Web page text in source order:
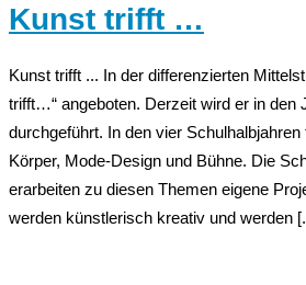
Kunst trifft …
Kunst trifft ... In der differenzierten
trifft…“ angeboten. Derzeit wird er in den
durchgeführt. In den vier
Körper, Mode-Design und Bühne. Die
erarbeiten zu diesen Themen eigene
werden künstlerisch kreativ und werden